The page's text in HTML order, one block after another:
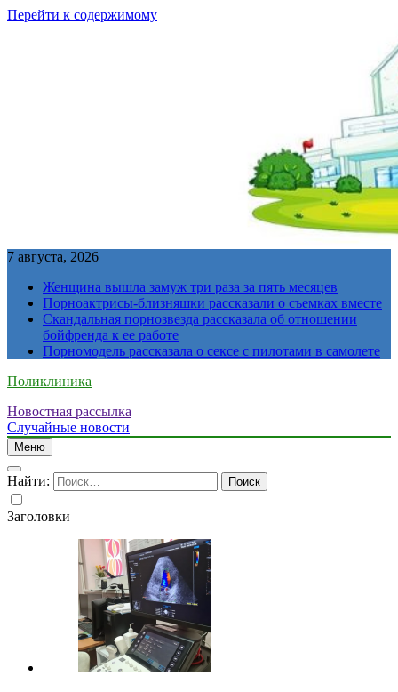
Перейти к содержимому
7 августа, 2026
Женщина вышла замуж три раза за пять месяцев
Порноактрисы-близняшки рассказали о съемках вместе
Скандальная порнозвезда рассказала об отношении
бойфренда к ее работе
Порномодель рассказала о сексе с пилотами в самолете
Поликлиника
Новостная рассылка
Случайные новости
Меню
Найти:
Заголовки